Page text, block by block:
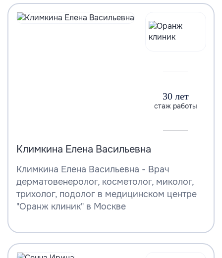
30 лет
стаж работы
Климкина Елена Васильевна
Климкина Елена Васильевна - Врач
дерматовенеролог, косметолог, миколог,
трихолог, подолог в медицинском центре
"Оранж клиник" в Москве